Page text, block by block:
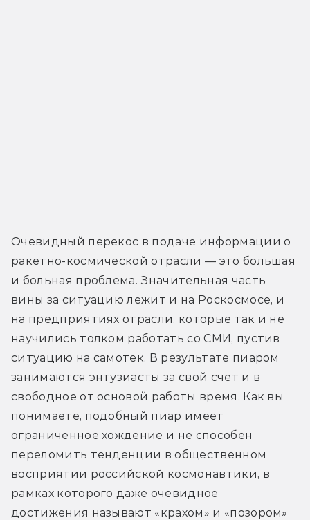
Очевидный перекос в подаче информации о
ракетно-космической отрасли — это большая
и больная проблема. Значительная часть
вины за ситуацию лежит и на Роскосмосе, и
на предприятиях отрасли, которые так и не
научились толком работать со СМИ, пустив
ситуацию на самотек. В результате пиаром
занимаются энтузиасты за свой счет и в
свободное от основой работы время. Как вы
понимаете, подобный пиар имеет
ограниченное хождение и не способен
переломить тенденции в общественном
восприятии российской космонавтики, в
рамках которого даже очевидное
достижения называют «крахом» и «позором»